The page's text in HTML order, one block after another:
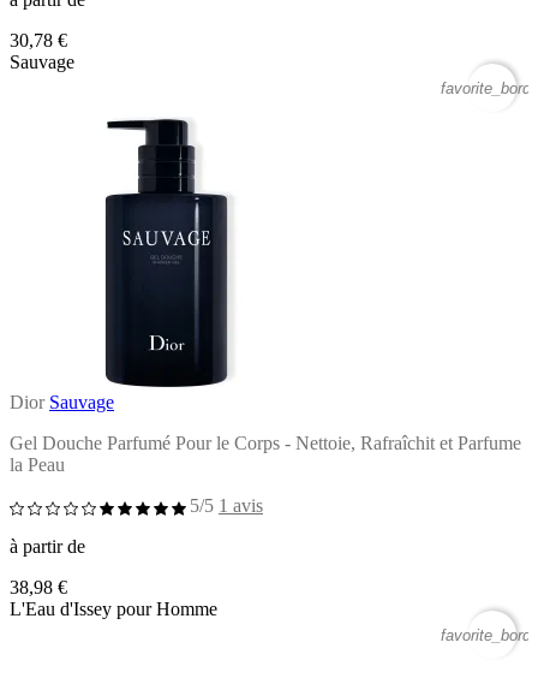
30,78 €
Sauvage
Dior Sauvage
Gel Douche Parfumé Pour le Corps - Nettoie, Rafraîchit et Parfume
la Peau
5/5 1 avis
à partir de
38,98 €
L'Eau d'Issey pour Homme